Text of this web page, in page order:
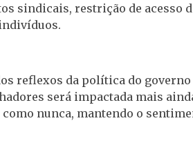
sindicais, restrição de acesso
reflexos da política do
será impactada mais
nunca, mantendo o